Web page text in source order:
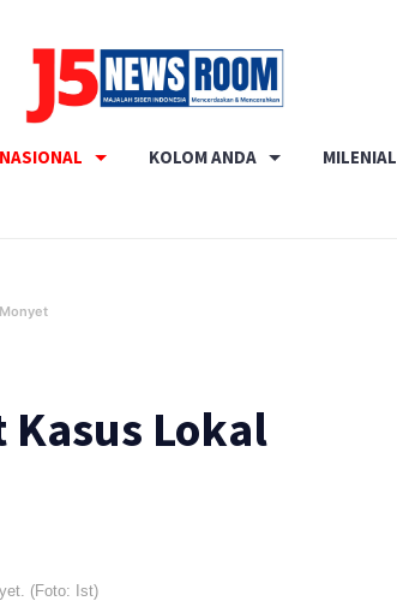
Terverifikasi
KOLOM ANDA MILENIAL
Kasus Lokal
(Foto: Ist)